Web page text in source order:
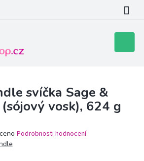
košík
svíčka Sage &
vosk), 624 g
Podrobnosti hodnocení